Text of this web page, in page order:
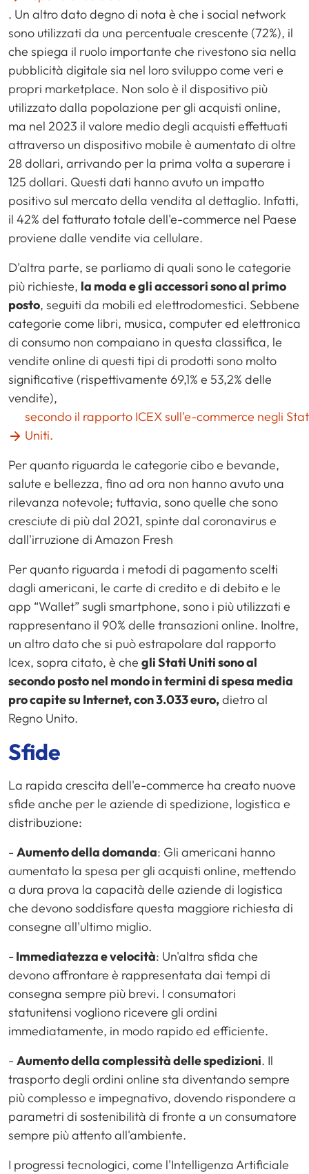
. Un altro dato degno di nota è che i social network
sono utilizzati da una percentuale crescente (72%), il
che spiega il ruolo importante che rivestono sia nella
pubblicità digitale sia nel loro sviluppo come veri e
propri marketplace. Non solo è il dispositivo più
utilizzato dalla popolazione per gli acquisti online,
ma nel 2023 il valore medio degli acquisti effettuati
attraverso un dispositivo mobile è aumentato di oltre
28 dollari, arrivando per la prima volta a superare i
125 dollari. Questi dati hanno avuto un impatto
positivo sul mercato della vendita al dettaglio. Infatti,
il 42% del fatturato totale dell'e-commerce nel Paese
proviene dalle vendite via cellulare.
D'altra parte, se parliamo di quali sono le categorie
più richieste, la moda e gli accessori sono al primo
posto, seguiti da mobili ed elettrodomestici. Sebbene
categorie come libri, musica, computer ed elettronica
di consumo non compaiano in questa classifica, le
vendite online di questi tipi di prodotti sono molto
significative (rispettivamente 69,1% e 53,2% delle
vendite),
secondo il rapporto ICEX sull'e-commerce negli
Uniti.
Per quanto riguarda le categorie cibo e bevande,
salute e bellezza, fino ad ora non hanno avuto una
rilevanza notevole; tuttavia, sono quelle che sono
cresciute di più dal 2021, spinte dal coronavirus e
dall'irruzione di Amazon Fresh
Per quanto riguarda i metodi di pagamento scelti
dagli americani, le carte di credito e di debito e le
app “Wallet” sugli smartphone, sono i più utilizzati e
rappresentano il 90% delle transazioni online. Inoltre,
un altro dato che si può estrapolare dal rapporto
Icex, sopra citato, è che gli Stati Uniti sono al
secondo posto nel mondo in termini di spesa media
pro capite su Internet, con 3.033 euro,dietro al
Regno Unito.
Sfide
La rapida crescita dell'e-commerce ha creato nuove
sfide anche per le aziende di spedizione, logistica e
distribuzione:
- Aumento della domanda: Gli americani hanno
aumentato la spesa per gli acquisti online, mettendo
a dura prova la capacità delle aziende di logistica
che devono soddisfare questa maggiore richiesta di
consegne all'ultimo miglio.
- Immediatezza e velocità: Un'altra sfida che
devono affrontare è rappresentata dai tempi di
consegna sempre più brevi. I consumatori
statunitensi vogliono ricevere gli ordini
immediatamente, in modo rapido ed efficiente.
- Aumento della complessità delle spedizioni. Il
trasporto degli ordini online sta diventando sempre
più complesso e impegnativo, dovendo rispondere a
parametri di sostenibilità di fronte a un consumatore
sempre più attento all'ambiente.
I progressi tecnologici, come l'Intelligenza Artificiale